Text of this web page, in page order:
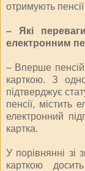
отримують пенсії
– Які
електронним
– Вперше
карткою. З
підтверджує
пенсії, містить
електронний
картка.
У порівнянні зі
карткою